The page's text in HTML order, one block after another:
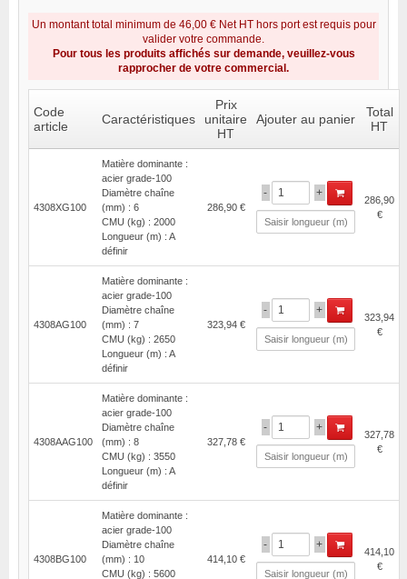
Un montant total minimum de 46,00 € Net HT hors port est requis pour
valider votre commande.
Pour tous les produits affichés sur demande, veuillez-vous
rapprocher de votre commercial.
Code
article
Caractéristiques
Prix
unitaire
HT
Ajouter au panier
Total
HT
4308XG100
Matière dominante :
acier grade-100
Diamètre chaîne
(mm) : 6
CMU (kg) : 2000
Longueur (m) : A
définir
286,90 €
- +
286,90
€
4308AG100
Matière dominante :
acier grade-100
Diamètre chaîne
(mm) : 7
CMU (kg) : 2650
Longueur (m) : A
définir
323,94 €
- +
323,94
€
4308AAG100
Matière dominante :
acier grade-100
Diamètre chaîne
(mm) : 8
CMU (kg) : 3550
Longueur (m) : A
définir
327,78 €
- +
327,78
€
4308BG100
Matière dominante :
acier grade-100
Diamètre chaîne
(mm) : 10
CMU (kg) : 5600
414,10 €
- +
414,10
€